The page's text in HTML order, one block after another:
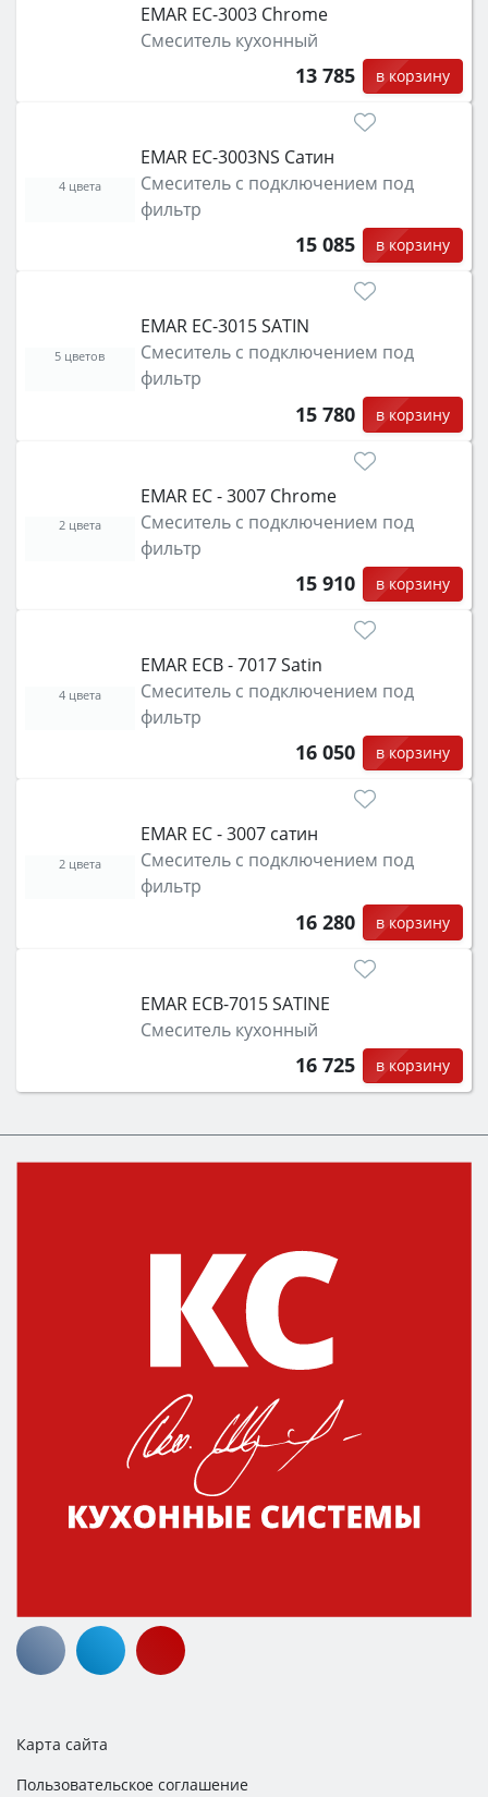
EMAR ЕС-3003 Chrome
Смеситель кухонный
13 785 в корзину
EMAR ЕС-3003NS Сатин
Смеситель с подключением под
фильтр
15 085 в корзину
4 цвета
EMAR EC-3015 SATIN
Смеситель с подключением под
фильтр
15 780 в корзину
5 цветов
EMAR ЕС - 3007 Chrome
Смеситель с подключением под
фильтр
15 910 в корзину
2 цвета
EMAR ЕCB - 7017 Satin
Смеситель с подключением под
фильтр
16 050 в корзину
4 цвета
EMAR ЕС - 3007 сатин
Смеситель с подключением под
фильтр
16 280 в корзину
2 цвета
EMAR ЕСB-7015 SATINE
Смеситель кухонный
16 725 в корзину
Карта сайта
Пользовательское соглашение